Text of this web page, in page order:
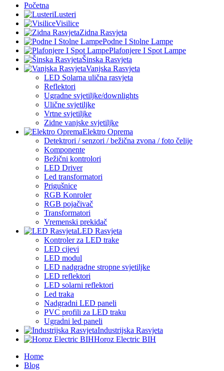
Početna
Lusteri
Visilice
Zidna Rasvjeta
Podne I Stolne Lampe
Plafonjere I Spot Lampe
Šinska Rasvjeta
Vanjska Rasvjeta
LED Solarna ulična rasvjeta
Reflektori
Ugradne svjetiljke/downlights
Ulične svjetiljke
Vrtne svjetiljke
Zidne vanjske svjetiljke
Elektro Oprema
Detektrori / senzori / bežična zvona / foto čelije
Komponente
Bežični kontrolori
LED Driver
Led transformatori
Prigušnice
RGB Konroler
RGB pojačivač
Transformatori
Vremenski prekidač
LED Rasvjeta
Kontroler za LED trake
LED cijevi
LED modul
LED nadgradne stropne svjetiljke
LED reflektori
LED solarni reflektori
Led traka
Nadgradni LED paneli
PVC profili za LED traku
Ugradni led paneli
Industrijska Rasvjeta
Horoz Electric BIH
Home
Blog